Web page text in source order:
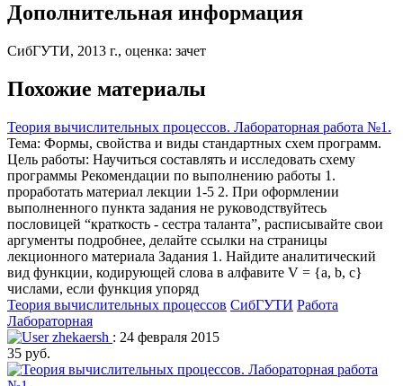
Дополнительная информация
СибГУТИ, 2013 г., оценка: зачет
Похожие материалы
Теория вычислительных процессов. Лабораторная работа №1.
Тема: Формы, свойства и виды стандартных схем программ.
Цель работы: Научиться составлять и исследовать схему
программы Рекомендации по выполнению работы 1.
проработать материал лекции 1-5 2. При оформлении
выполненного пункта задания не руководствуйтесь
пословицей “краткость - сестра таланта”, расписывайте свои
аргументы подробнее, делайте ссылки на страницы
лекционного материала Задания 1. Найдите аналитический
вид функции, кодирующей слова в алфавите V = {а, b, c}
числами, если функция упоряд
Теория вычислительных процессов СибГУТИ Работа
Лабораторная
zhekaersh : 24 февраля 2015
35 руб.